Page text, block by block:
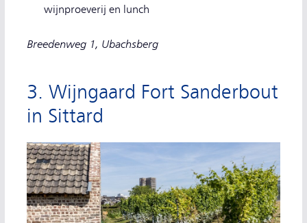
wijnproeverij en lunch
Breedenweg 1, Ubachsberg
3. Wijngaard Fort Sanderbout
in Sittard